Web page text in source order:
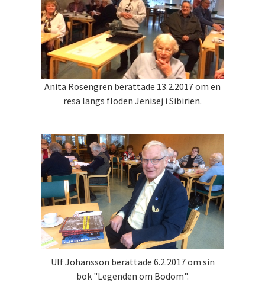
Anita Rosengren berättade 13.2.2017 om en
resa längs floden Jenisej i Sibirien.
Ulf Johansson berättade 6.2.2017 om sin
bok "Legenden om Bodom".